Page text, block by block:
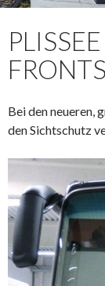
Bei den neueren,
den Sichtschutz